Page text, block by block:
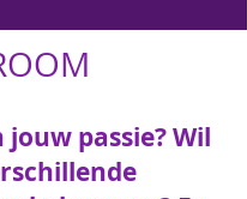
jouw passie? Wil